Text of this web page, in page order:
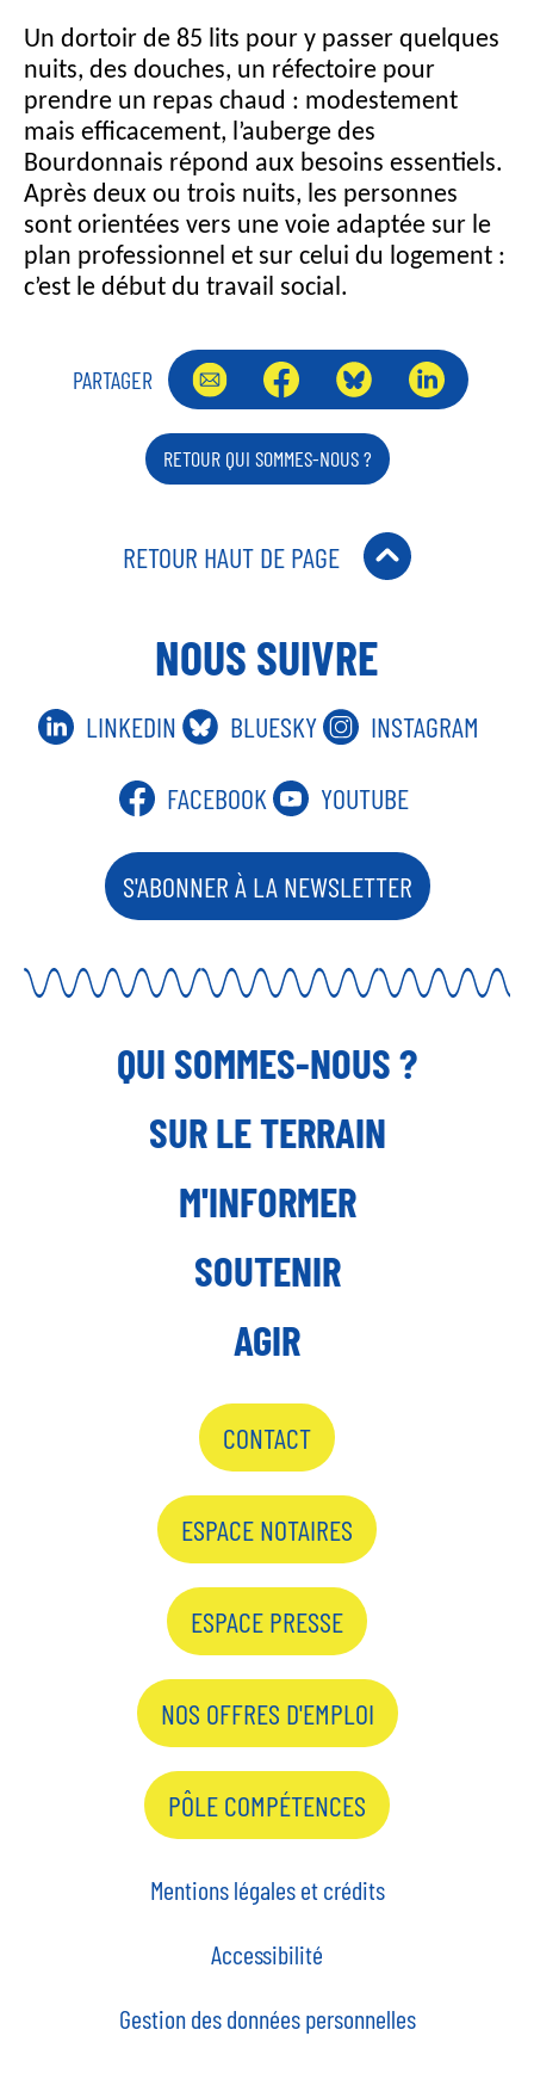
Un dortoir de 85 lits pour y passer quelques
nuits, des douches, un réfectoire pour
prendre un repas chaud : modestement
mais efficacement, l’auberge des
Bourdonnais répond aux besoins essentiels.
Après deux ou trois nuits, les personnes
sont orientées vers une voie adaptée sur le
plan professionnel et sur celui du logement :
c’est le début du travail social.
PARTAGER
RETOUR QUI SOMMES-NOUS ?
NOUS SUIVRE
LINKEDIN BLUESKY INSTAGRAM
FACEBOOK YOUTUBE
S'ABONNER À LA NEWSLETTER
RETOUR HAUT DE PAGE
QUI SOMMES-NOUS ?
SUR LE TERRAIN
M'INFORMER
SOUTENIR
AGIR
CONTACT
ESPACE NOTAIRES
ESPACE PRESSE
NOS OFFRES D'EMPLOI
PÔLE COMPÉTENCES
Mentions légales et crédits
Accessibilité
Gestion des données personnelles